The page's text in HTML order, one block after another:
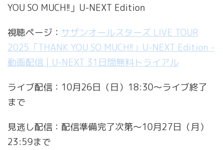
YOU SO MUCH!!」U-NEXT Edition
視聴ページ： サザンオールスターズ LIVE TOUR
2025「THANK YOU SO MUCH!!」U-NEXT Edition -
動画配信 | U-NEXT 31日間無料トライアル
ライブ配信：10月26日（日）18:30～ライブ終了
まで
見逃し配信：配信準備完了次第～10月27日（月）
23:59まで